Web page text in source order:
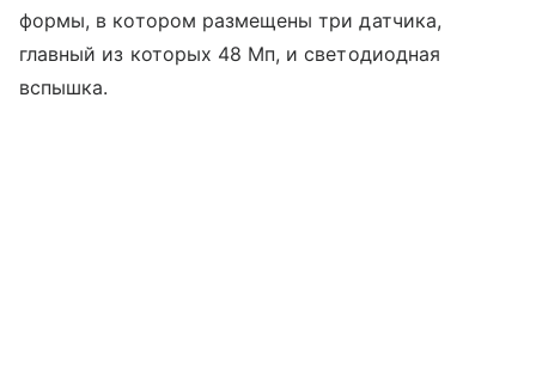
формы, в котором размещены три датчика,
главный из которых 48 Мп, и светодиодная
вспышка.